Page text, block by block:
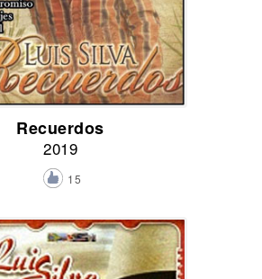
Recuerdos
2019
15